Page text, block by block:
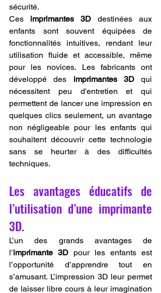
sécurité.
Ces imprimantes 3D destinées aux
enfants sont souvent équipées de
fonctionnalités intuitives, rendant leur
utilisation fluide et accessible, même
pour les novices. Les fabricants ont
développé des imprimantes 3D qui
nécessitent peu d'entretien et qui
permettent de lancer une impression en
quelques clics seulement, un avantage
non négligeable pour les enfants qui
souhaitent découvrir cette technologie
sans se heurter à des difficultés
techniques.
Les avantages éducatifs de
l’utilisation d’une imprimante
3D.
L’un des grands avantages de
l’imprimante 3D pour les enfants est
l’opportunité d’apprendre tout en
s’amusant. L’impression 3D leur permet
de laisser libre cours à leur imagination